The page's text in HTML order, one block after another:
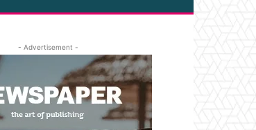
- Advertisement -